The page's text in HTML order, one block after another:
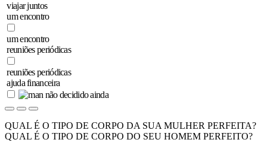
viajar juntos
um encontro
um encontro
reuniões periódicas
reuniões periódicas
ajuda financeira
não decidido ainda
QUAL É O TIPO DE CORPO DA SUA MULHER PERFEITA?
QUAL É O TIPO DE CORPO DO SEU HOMEM PERFEITO?